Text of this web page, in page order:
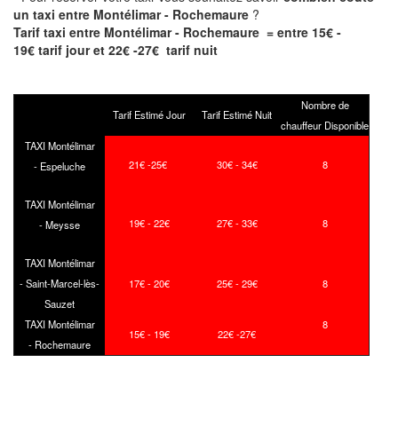
un taxi entre Montélimar - Rochemaure ?
Tarif taxi entre Montélimar - Rochemaure = entre 15€ -
19€ tarif jour et 22€ -27€ tarif nuit
Tarif Estimé Jour Tarif Estimé Nuit
Nombre de
chauffeur Disponible
TAXI Montélimar
- Espeluche
21€ -25€ 30€ - 34€ 8
TAXI Montélimar
- Meysse
19€ - 22€ 27€ - 33€ 8
TAXI Montélimar
- Saint-Marcel-lès-
Sauzet
17€ - 20€ 25€ - 29€ 8
TAXI Montélimar
- Rochemaure
15€ - 19€ 22€ -27€
8